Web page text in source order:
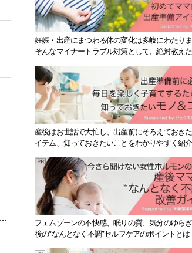
妊娠・出産にまつわる体の変化は多岐にわたりま
そんなマイナートラブル対策として、絶対教え
産後はお世話で大忙し、出産前にそろえておき
イテム、知っておきたいことをわかりやすく紹介
フェムゾーンの不快感、眠りの質、気分のゆら
後の“なんとなく不調”セルフケアのポイントとは